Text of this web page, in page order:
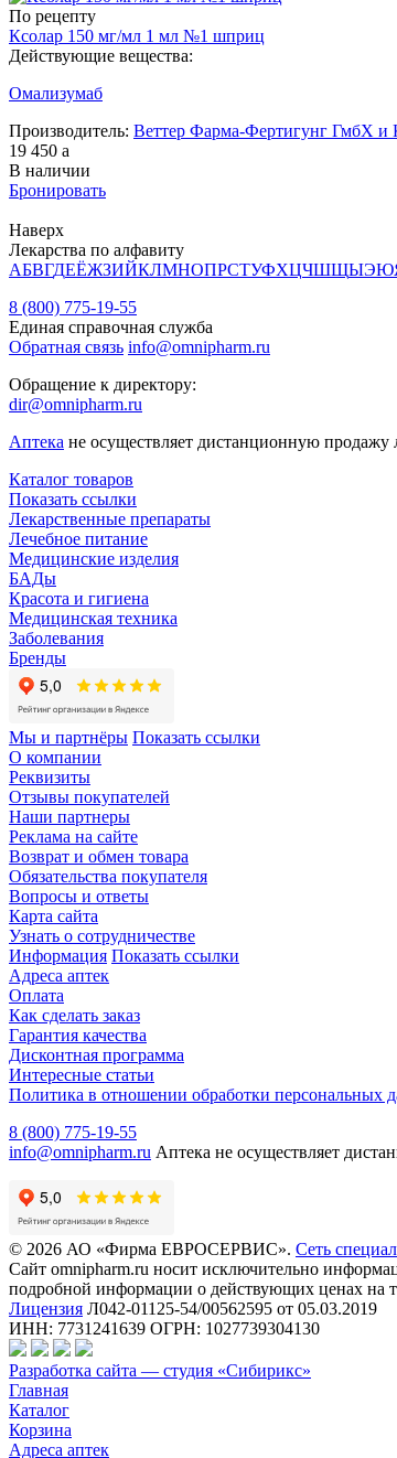
По рецепту
Ксолар 150 мг/мл 1 мл №1 шприц
Действующие вещества:
Омализумаб
Производитель: Веттер Фарма-Фертигунг ГмбХ и
19 450 a
В наличии
Бронировать
Наверх
Лекарства по алфавиту
АБВГДЕЁЖЗИЙКЛМНОПРСТУФХЦЧШЩЫЭЮ
8 (800) 775-19-55
Единая справочная служба
Обратная связь info@omnipharm.ru
Обращение к директору:
dir@omnipharm.ru
Аптека не осуществляет дистанционную
Каталог товаров
Показать ссылки
Лекарственные препараты
Лечебное питание
Медицинские изделия
БАДы
Красота и гигиена
Медицинская техника
Заболевания
Бренды
Мы и партнёры Показать ссылки
О компании
Реквизиты
Отзывы покупателей
Наши партнеры
Реклама на сайте
Возврат и обмен товара
Обязательства покупателя
Вопросы и ответы
Карта сайта
Узнать о сотрудничестве
Информация Показать ссылки
Адреса аптек
Оплата
Как сделать заказ
Гарантия качества
Дисконтная программа
Интересные статьи
Политика в отношении обработки персональных
8 (800) 775-19-55
info@omnipharm.ru Аптека не осуществляет
© 2026 АО «Фирма ЕВРОСЕРВИС». Сеть
Сайт omnipharm.ru носит исключительно
подробной информации о действующих ценах на
Лицензия Л042-01125-54/00562595 от 05.03.2019
ИНН: 7731241639 ОГРН: 1027739304130
Разработка сайта — студия «Сибирикс»
Главная
Каталог
Корзина
Адреса аптек